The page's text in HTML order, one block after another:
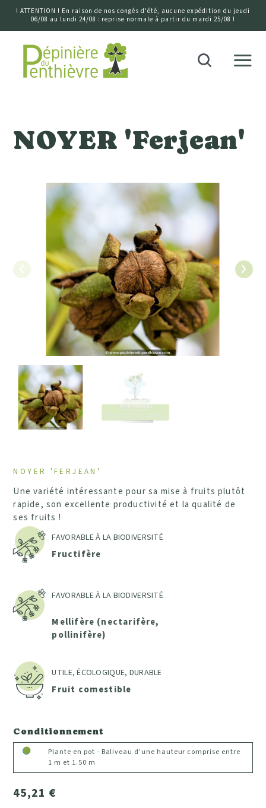
! ATTENTION ! En raison de nos congés d'été, aucune expédition du jeudi
06/08 au lundi 24/08 : reprise normale à partir du mardi 25/08 !
Accueil
Précédent
NOYER 'Ferjean'
NOYER 'FERJEAN'
Une variété intéressante pour sa mise à fruits plutôt
rapide, son excellente productivité et la qualité de
ses fruits !
FAVORABLE À LA BIODIVERSITÉ
Fructifère
FAVORABLE À LA BIODIVERSITÉ
Mellifère (nectarifère,
pollinifère)
UTILE, ÉCOLOGIQUE, DURABLE
Fruit comestible
Conditionnement
Plante en pot - Baliveau d'une hauteur comprise entre
1 m et 1.50 m
45,21 €